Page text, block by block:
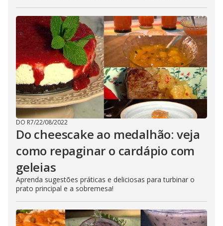
DO R7/22/08/2022
Do cheescake ao medalhão: veja
como repaginar o cardápio com
geleias
Aprenda sugestões práticas e deliciosas para turbinar o
prato principal e a sobremesa!